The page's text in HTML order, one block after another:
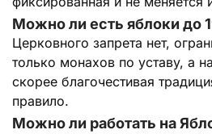
Можно ли есть яблоки до
Церковного запрета нет,
только монахов по уставу, а
скорее благочестивая
правило.
Можно ли работать на